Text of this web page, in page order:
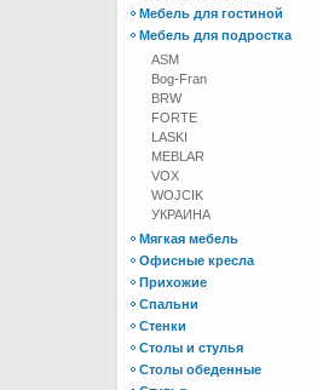
Мебель для гостиной
Мебель для подростка
ASM
Bog-Fran
BRW
FORTE
LASKI
MEBLAR
VOX
WOJCIK
УКРАИНА
Мягкая мебель
Офисные кресла
Прихожие
Спальни
Стенки
Столы и стулья
Столы обеденные